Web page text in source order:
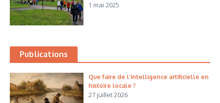
1 mai 2025
Publications
Que faire de l’intelligence artificielle en
histoire locale ?
27 juillet 2026